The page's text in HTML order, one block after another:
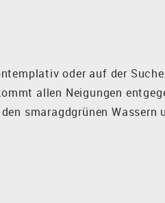
oder auf der
allen Neigungen
smaragdgrünen Wassern